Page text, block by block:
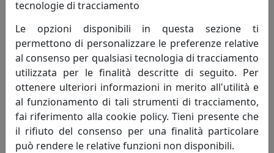
Ogni famiglia è unica. Noi di Perenz lo sappiamo bene:
per questo le selezioniamo sempre per la loro singolare
costituzione, per lo spirito originale, per il colore inedito
ma soprattutto per l’innovazione che portano nel
mondo. I nostri coordinati sono personalità dal
carattere così peculiare e sorprendente da espandersi
in modo naturale, e sono sempre figlie di un amore: per
una forma, per una consistenza, per un materiale, per
un’originale finitura.
tecnologie di tracciamento
Le opzioni disponibili in questa sezione ti
permettono di personalizzare le preferenze relative
al consenso per qualsiasi tecnologia di tracciamento
utilizzata per le finalità descritte di seguito. Per
ottenere ulteriori informazioni in merito all'utilità e
al funzionamento di tali strumenti di tracciamento,
fai riferimento alla cookie policy. Tieni presente che
il rifiuto del consenso per una finalità particolare
può rendere le relative funzioni non disponibili.